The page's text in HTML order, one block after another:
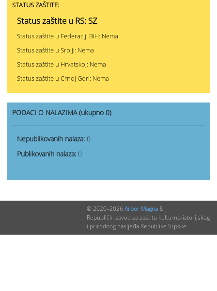
STATUS ZAŠTITE:
Status zaštite u RS: SZ
Status zaštite u Federaciji BiH: Nema
Status zaštite u Srbiji: Nema
Status zaštite u Hrvatskoj: Nema
Status zaštite u Crnoj Gori: Nema
PODACI O NALAZIMA (ukupno 0)
Nepublikovanih nalaza: 0
Publikovanih nalaza: 0
© 2020–2026 Arbor Magna&
Republički zavod za zaštitu kulturno-istorijskog
i prirodnog nasljeđa Republike Srpske